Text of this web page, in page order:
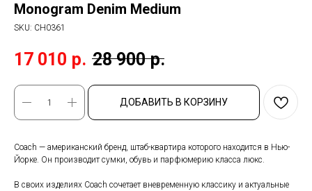
Monogram Denim Medium
SKU: CH0361
17 010 р. 28 900 р.
ДОБАВИТЬ В КОРЗИНУ
Coach — американский бренд, штаб-квартира которого находится в Нью-
Йорке. Он производит сумки, обувь и парфюмерию класса люкс.
В своих изделиях Coach сочетает вневременную классику и актуальные